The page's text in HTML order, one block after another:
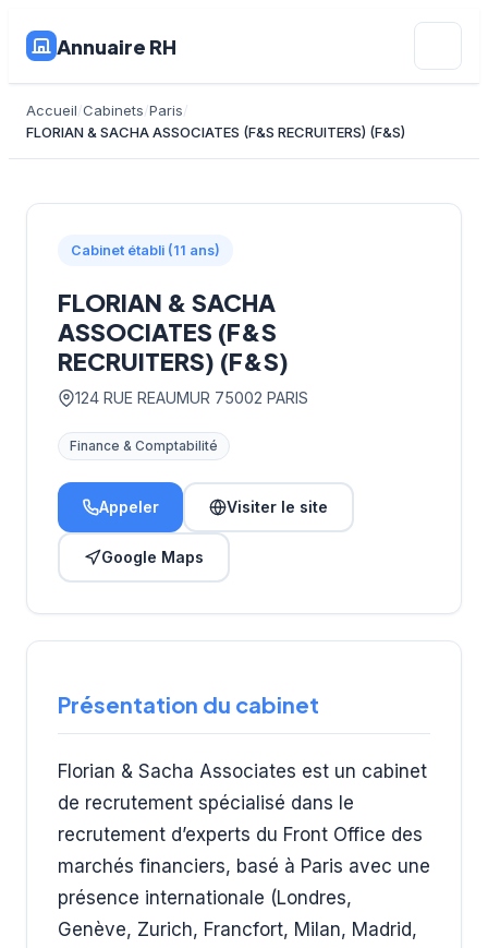
Annuaire RH
Accueil Cabinets Paris
FLORIAN & SACHA ASSOCIATES (F&S RECRUITERS) (F&S)
Cabinet établi (11 ans)
FLORIAN & SACHA
ASSOCIATES (F&S
RECRUITERS) (F&S)
124 RUE REAUMUR 75002 PARIS
Finance & Comptabilité
Appeler Visiter le site
Google Maps
Présentation du cabinet
Florian & Sacha Associates est un cabinet
de recrutement spécialisé dans le
recrutement d’experts du Front Office des
marchés financiers, basé à Paris avec une
présence internationale (Londres,
Genève, Zurich, Francfort, Milan, Madrid,